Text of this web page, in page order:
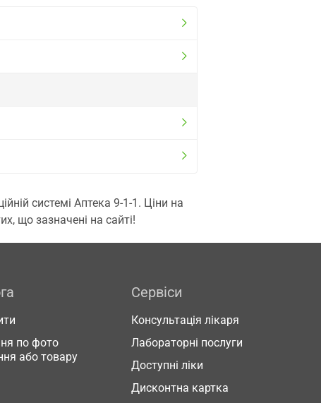
системі Аптека 9-1-1. Ціни на
що зазначені на сайті!
по фото
або товару
Сервіси
Консультація лікаря
Лабораторні послуги
Доступні ліки
Дисконтна картка